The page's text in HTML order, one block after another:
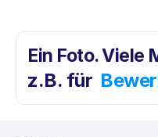
Ein Foto. Viele
z.B. für